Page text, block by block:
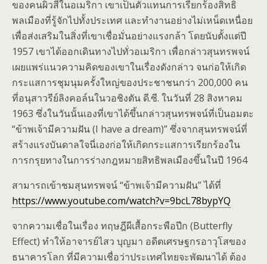
ของคนผิวสีในอเมริกา เขาเป็นตัวแทนการเรียกร้องสิทธิ
พลเมืองที่รู้จักไปทั้งประเทศ และทำงานอย่างไม่เหน็ดเหนื่อย
เพื่อส่งเสริมในสิ่งที่เขาเชื่อมั่นอย่างแรงกล้า โดยนับตั้งแต่ปี
1957 เขาได้ออกเดินทางไปทั่วอเมริกา เพื่อกล่าวสุนทรพจน์
เผยแพร่แนวความคิดของเขาในเรื่องดังกล่าว จนก่อให้เกิด
กระแสการชุมนุมครั้งใหญ่ของประชาชนกว่า 200,000 คน
ที่อนุสาวรีย์ลิงคอล์นในวอชิงตัน ดี.ซี. ในวันที่ 28 สิงหาคม
1963 ซึ่งในวันนั้นเองที่เขาได้ขึ้นกล่าวสุนทรพจน์ที่เป็นอมตะ
“ข้าพเจ้ามีความฝัน (I have a dream)” ซึ่งจากสุนทรพจน์ที่
สร้างแรงบันดาลใจนี่เองก่อให้เกิดกระแสการเรียกร้องใน
การกรุยทางในการร่างกฎหมายสิทธิพลเมืองขึ้นในปี 1964
สามารถเข้าชมสุนทรพจน์ “ข้าพเจ้ามีความฝัน” ได้ที่
https://www.youtube.com/watch?v=9bcL78bypYQ
จากความเชื่อในเรื่อง ทฤษฎีผีเสื้อกระพือปีก (Butterfly
Effect) ทำให้อาจารย์ไสว บุญมา อดีตเศรษฐกรอาวุโสของ
ธนาคารโลก ที่มีความเชื่อว่าประเทศไทยจะพัฒนาได้ ต้อง